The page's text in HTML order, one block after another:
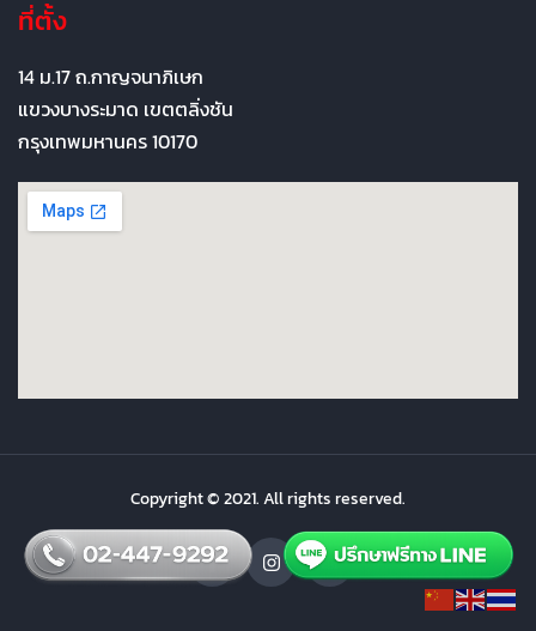
ที่ตั้ง
14 ม.17 ถ.กาญจนาภิเษก
แขวงบางระมาด เขตตลิ่งชัน
กรุงเทพมหานคร 10170
Copyright © 2021. All rights reserved.